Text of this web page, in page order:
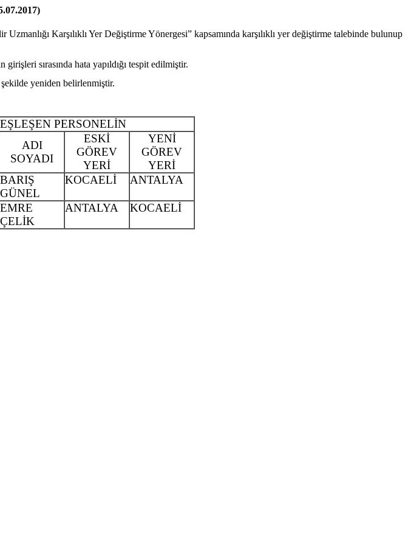
Karşılıklı Yer Değiştirme Yönergesi” kapsamında karşılıklı yer değiştirme talebinde bulunup
sırasında hata yapıldığı tespit edilmiştir.
yeniden belirlenmiştir.
EŞLEŞEN PERSONELİN
ADI
SOYADI
ESKİ
GÖREV
YERİ
YENİ
GÖREV
YERİ
BARIŞ
GÜNEL
KOCAELİ ANTALYA
EMRE
ÇELİK
ANTALYA KOCAELİ